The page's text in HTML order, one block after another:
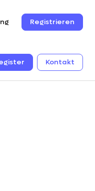
Registrieren
Kontakt